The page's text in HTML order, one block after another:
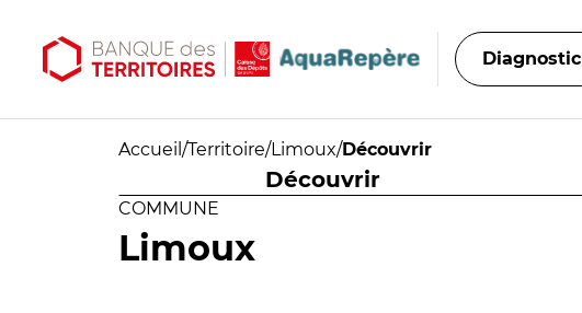
Diagnostic
Accueil /Territoire/Limoux/Découvrir
Découvrir
COMMUNE
Limoux